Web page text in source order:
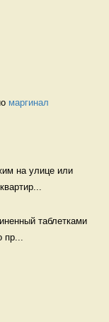
маргинал
на улице или
таблетками